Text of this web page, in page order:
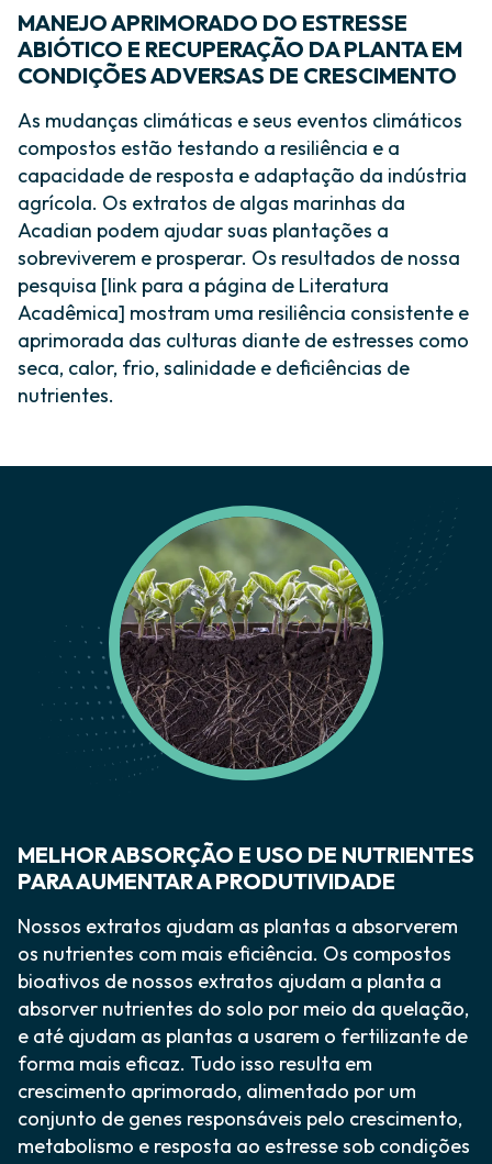
MANEJO APRIMORADO DO ESTRESSE
ABIÓTICO E RECUPERAÇÃO DA PLANTA EM
CONDIÇÕES ADVERSAS DE CRESCIMENTO
As mudanças climáticas e seus eventos climáticos
compostos estão testando a resiliência e a
capacidade de resposta e adaptação da indústria
agrícola. Os extratos de algas marinhas da
Acadian podem ajudar suas plantações a
sobreviverem e prosperar. Os resultados de nossa
pesquisa [link para a página de Literatura
Acadêmica] mostram uma resiliência consistente e
aprimorada das culturas diante de estresses como
seca, calor, frio, salinidade e deficiências de
nutrientes.
MELHOR ABSORÇÃO E USO DE NUTRIENTES
PARA AUMENTAR A PRODUTIVIDADE
Nossos extratos ajudam as plantas a absorverem
os nutrientes com mais eficiência. Os compostos
bioativos de nossos extratos ajudam a planta a
absorver nutrientes do solo por meio da quelação,
e até ajudam as plantas a usarem o fertilizante de
forma mais eficaz. Tudo isso resulta em
crescimento aprimorado, alimentado por um
conjunto de genes responsáveis pelo crescimento,
metabolismo e resposta ao estresse sob condições